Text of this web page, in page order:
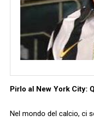
Pirlo ⁤al New York ⁤City:
Nel mondo del calcio, ‍ci